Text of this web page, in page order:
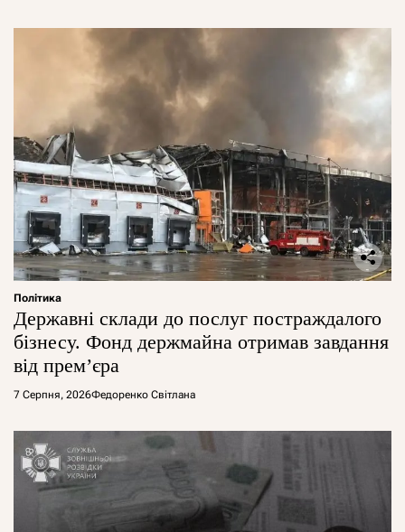
Політика
Державні склади до послуг постраждалого
бізнесу. Фонд держмайна отримав завдання
від прем’єра
7 Серпня, 2026Федоренко Світлана